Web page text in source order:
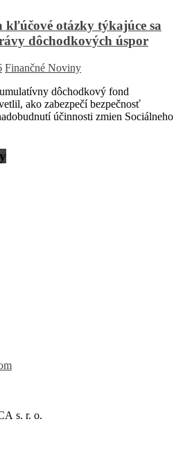
kľúčové otázky týkajúce sa
dôchodkových úspor
Finančné Noviny
dôchodkový fond
ako zabezpečí bezpečnosť
účinnosti zmien Sociálneho
s. r. o.